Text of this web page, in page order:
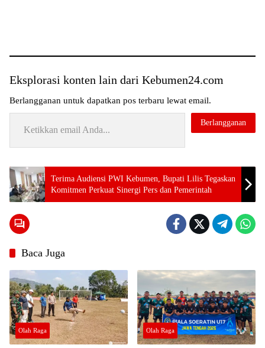
Eksplorasi konten lain dari Kebumen24.com
Berlangganan untuk dapatkan pos terbaru lewat email.
Ketikkan email Anda...
Berlangganan
Tag:
Kapolsek
Cup
Meriahkan
Bhayangkara
ke-80
Pebulutangkis
Ramaikan
Kuwarasan
Terima Audiensi PWI Kebumen, Bupati Lilis Tegaskan
Komitmen Perkuat Sinergi Pers dan Pemerintah
Baca Juga
Olah Raga Olah Raga